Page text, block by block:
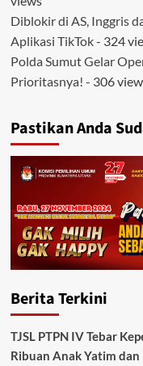
Diblokir di AS, Inggris
Aplikasi TikTok- 324
Polda Sumut Gelar
Prioritasnya! - 306
Pastikan Anda
Berita Terkini
TJSL PTPN IV Tebar
Ribuan Anak Yatim